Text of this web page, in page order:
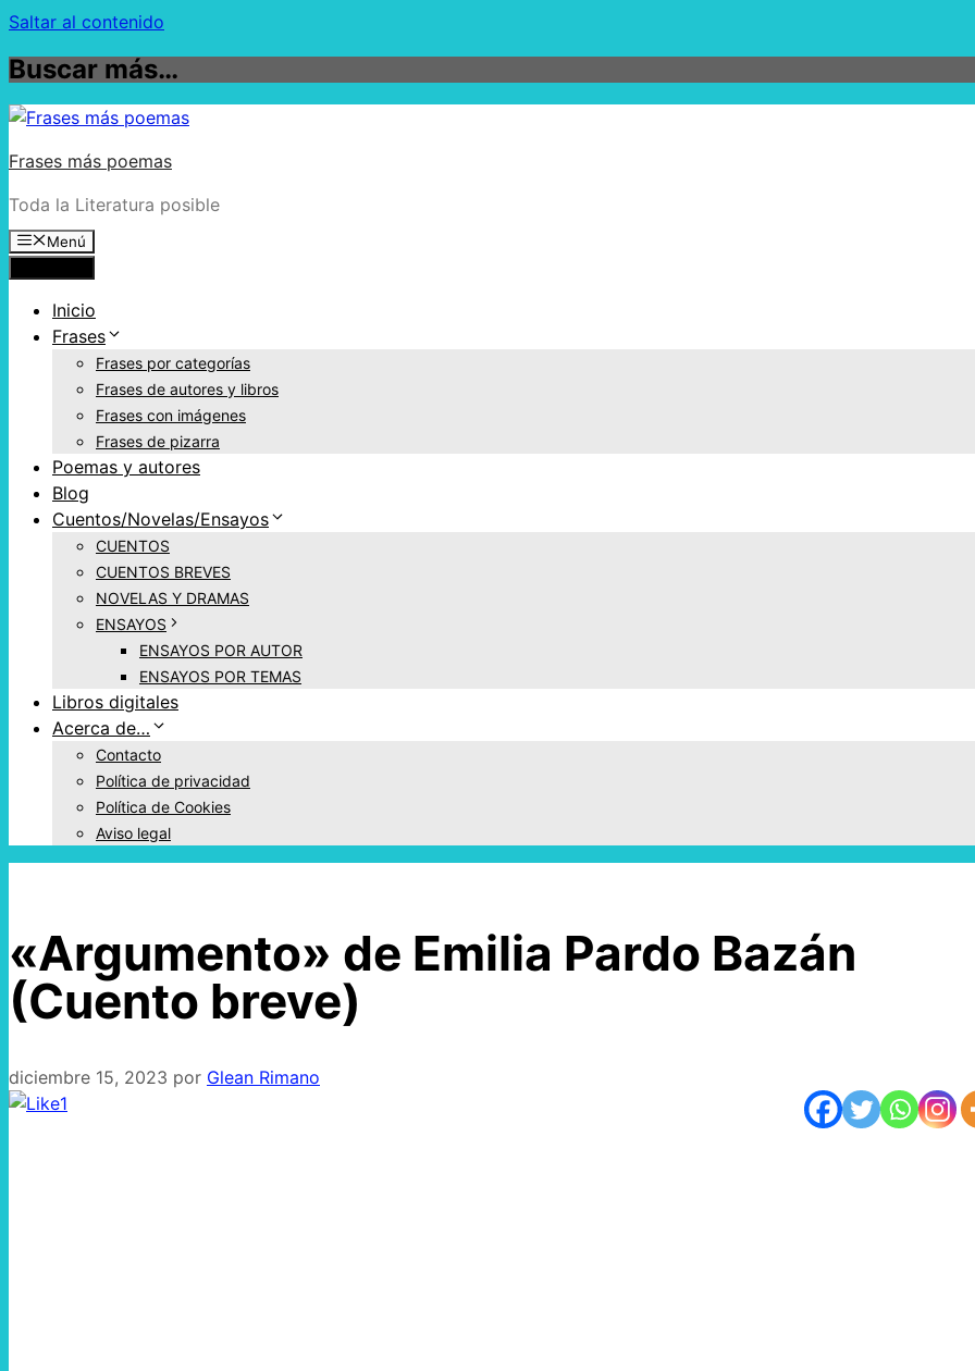
Saltar al contenido
Buscar más…
Frases más poemas
Toda la Literatura posible
Menú
Inicio
Frases
Frases por categorías
Frases de autores y libros
Frases con imágenes
Frases de pizarra
Poemas y autores
Blog
Cuentos/Novelas/Ensayos
CUENTOS
CUENTOS BREVES
NOVELAS Y DRAMAS
ENSAYOS
ENSAYOS POR AUTOR
ENSAYOS POR TEMAS
Libros digitales
Acerca de…
Contacto
Política de privacidad
Política de Cookies
Aviso legal
«Argumento» de Emilia Pardo Bazán
(Cuento breve)
diciembre 15, 2023 por Glean Rimano
1